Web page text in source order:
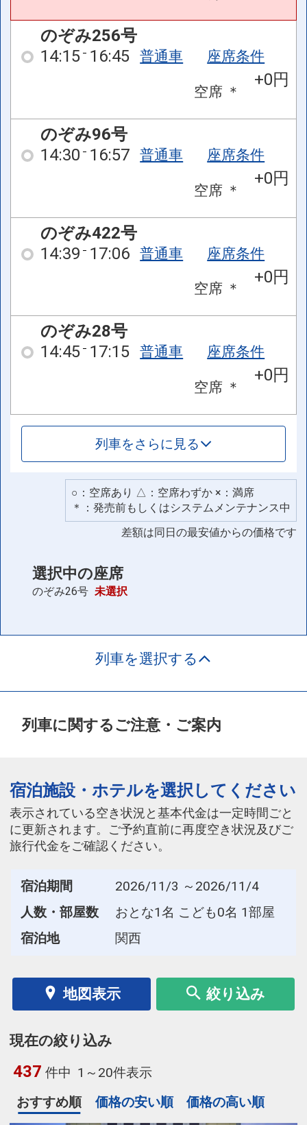
のぞみ256号
14:15 16:45 普通車 座席条件
空席 ＊
+0円
のぞみ96号
14:30 16:57 普通車 座席条件
空席 ＊
+0円
のぞみ422号
14:39 17:06 普通車 座席条件
空席 ＊
+0円
のぞみ28号
14:45 17:15 普通車 座席条件
空席 ＊
+0円
列車をさらに見る
○：空席あり △：空席わずか ×：満席
＊：発売前もしくはシステムメンテナンス中
差額は同日の最安値からの価格です
選択中の座席
のぞみ26号 未選択
列車を選択する
列車に関するご注意・ご案内
宿泊施設・ホテルを選択してください
表示されている空き状況と基本代金は一定時間ごと
に更新されます。ご予約直前に再度空き状況及びご
旅行代金をご確認ください。
宿泊期間
2026/11/3 ～2026/11/4
人数・部屋数
おとな1名 こども0名 1部屋
宿泊地
関西
地図表示 絞り込み
現在の絞り込み
437 件中 1～20件表示
おすすめ順
価格の安い順 価格の高い順